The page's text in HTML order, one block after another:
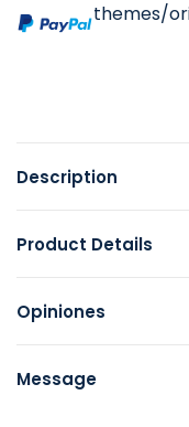
themes/
Description
Product Details
Opiniones
Message